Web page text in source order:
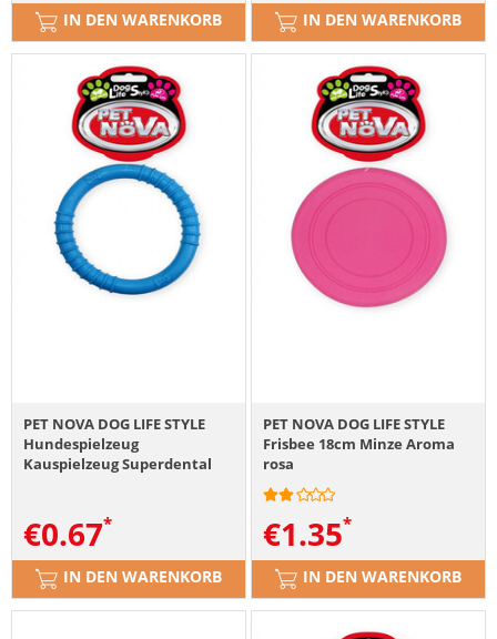
IN DEN WARENKORB IN DEN WARENKORB
PET NOVA DOG LIFE STYLE
Hundespielzeug
Kauspielzeug Superdental
€0.67
IN DEN WARENKORB
PET NOVA DOG LIFE STYLE
Frisbee 18cm Minze Aroma
rosa
€1.35
IN DEN WARENKORB